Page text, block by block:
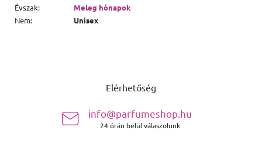
Évszak:
Meleg hónapok
Nem: Unisex
Elérhetőség
info@parfumeshop.hu
24 órán belül válaszolunk